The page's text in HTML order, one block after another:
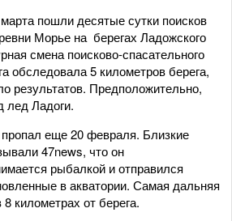
пошли десятые сутки поисков
Морье на берегах Ладожского
смена поисково-спасательного
обследовала 5 километров берега,
результатов. Предположительно,
лед Ладоги.
еще 20 февраля. Близкие
47news, что он
рыбалкой и отправился
в акватории. Самая дальняя
километрах от берега.